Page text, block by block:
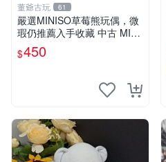
董爺古玩 61
嚴選MINISO草莓熊玩偶，微
瑕仍推薦入手收藏 中古 MINI
SO 草莓熊 玩具 收藏
$450